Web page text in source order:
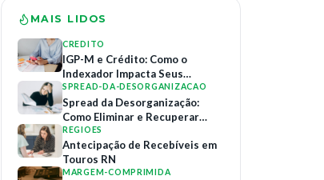
MAIS LIDOS
CREDITO
IGP-M e Crédito: Como o
Indexador Impacta Seus
Contratos de Financiamento
SPREAD-DA-DESORGANIZACAO
Spread da Desorganização:
Como Eliminar e Recuperar
Margem
REGIOES
Antecipação de Recebíveis em
Touros RN
MARGEM-COMPRIMIDA